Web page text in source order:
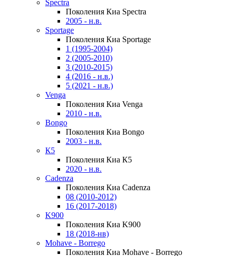
Spectra
Поколения Киа Spectra
2005 - н.в.
Sportage
Поколения Киа Sportage
1 (1995-2004)
2 (2005-2010)
3 (2010-2015)
4 (2016 - н.в.)
5 (2021 - н.в.)
Venga
Поколения Киа Venga
2010 - н.в.
Bongo
Поколения Киа Bongo
2003 - н.в.
К5
Поколения Киа К5
2020 - н.в.
Cadenza
Поколения Киа Cadenza
08 (2010-2012)
16 (2017-2018)
K900
Поколения Киа K900
18 (2018-нв)
Mohave - Borrego
Поколения Киа Mohave - Borrego